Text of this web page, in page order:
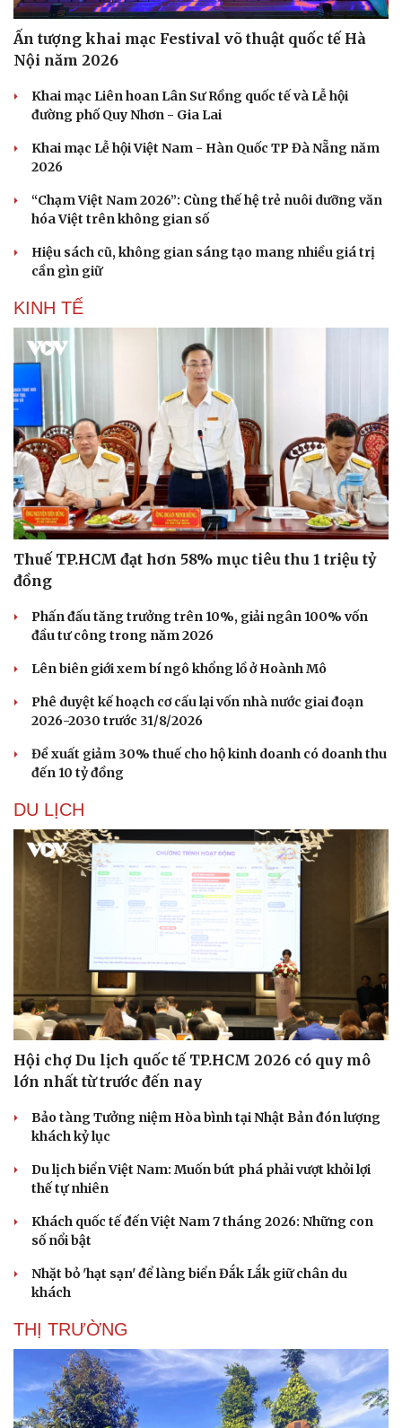
Du lịch
Săn Tour
check-in
Đọc truyện đêm khuya
Ấn tượng khai mạc Festival võ thuật quốc tế Hà
Nội năm 2026
Khai mạc Liên hoan Lân Sư Rồng quốc tế và Lễ hội
đường phố Quy Nhơn - Gia Lai
Khai mạc Lễ hội Việt Nam - Hàn Quốc TP Đà Nẵng năm
2026
“Chạm Việt Nam 2026”: Cùng thế hệ trẻ nuôi dưỡng văn
hóa Việt trên không gian số
Hiệu sách cũ, không gian sáng tạo mang nhiều giá trị
cần gìn giữ
KINH TẾ
Thuế TP.HCM đạt hơn 58% mục tiêu thu 1 triệu tỷ
đồng
Phấn đấu tăng trưởng trên 10%, giải ngân 100% vốn
đầu tư công trong năm 2026
Lên biên giới xem bí ngô khổng lồ ở Hoành Mô
Phê duyệt kế hoạch cơ cấu lại vốn nhà nước giai đoạn
2026-2030 trước 31/8/2026
Đề xuất giảm 30% thuế cho hộ kinh doanh có doanh thu
đến 10 tỷ đồng
DU LỊCH
Hội chợ Du lịch quốc tế TP.HCM 2026 có quy mô
lớn nhất từ trước đến nay
Bảo tàng Tưởng niệm Hòa bình tại Nhật Bản đón lượng
khách kỷ lục
Du lịch biển Việt Nam: Muốn bứt phá phải vượt khỏi lợi
thế tự nhiên
Khách quốc tế đến Việt Nam 7 tháng 2026: Những con
số nổi bật
Nhặt bỏ 'hạt sạn' để làng biển Đắk Lắk giữ chân du
khách
THỊ TRƯỜNG